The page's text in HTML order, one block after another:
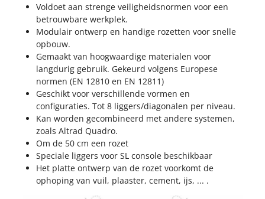
Voldoet aan strenge veiligheidsnormen voor een
betrouwbare werkplek.
Modulair ontwerp en handige rozetten voor snelle
opbouw.
Gemaakt van hoogwaardige materialen voor
langdurig gebruik. Gekeurd volgens Europese
normen (EN 12810 en EN 12811)
Geschikt voor verschillende vormen en
configuraties. Tot 8 liggers/diagonalen per niveau.
Kan worden gecombineerd met andere systemen,
zoals Altrad Quadro.
Om de 50 cm een rozet
Speciale liggers voor SL console beschikbaar
Het platte ontwerp van de rozet voorkomt de
ophoping van vuil, plaaster, cement, ijs, ... .